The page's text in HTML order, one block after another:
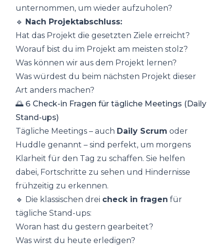
unternommen, um wieder aufzuholen?
🔹 Nach Projektabschluss:
Hat das Projekt die gesetzten Ziele erreicht?
Worauf bist du im Projekt am meisten stolz?
Was können wir aus dem Projekt lernen?
Was würdest du beim nächsten Projekt dieser
Art anders machen?
🌅 6 Check-in Fragen für tägliche Meetings (Daily
Stand-ups)
Tägliche Meetings – auch Daily Scrum oder
Huddle genannt – sind perfekt, um morgens
Klarheit für den Tag zu schaffen. Sie helfen
dabei, Fortschritte zu sehen und Hindernisse
frühzeitig zu erkennen.
🔹 Die klassischen drei check in fragen für
tägliche Stand-ups:
Woran hast du gestern gearbeitet?
Was wirst du heute erledigen?